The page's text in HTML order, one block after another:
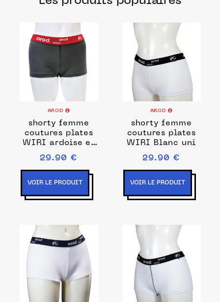
AROD
shorty femme
coutures plates
WIRI ardoise et
rouge
29.90 €
VOIR LE PRODUIT
AROD
shorty femme
coutures plates
WIRI Blanc uni
29.90 €
VOIR LE PRODUIT